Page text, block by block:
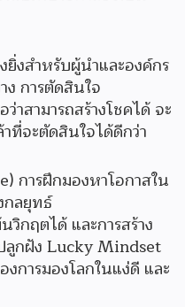
งสำหรับผู้นำและองค์กร
ง การตัดสินใจ
สามารถสร้างโชคได้ จะ
ที่จะตัดสินใจได้ดีกว่า
การฝึกมองหาโอกาสใน
กลยุทธ์
วิกฤตได้ และการสร้าง
ลูกฝัง Lucky Mindset
การมองโลกในแง่ดี และ